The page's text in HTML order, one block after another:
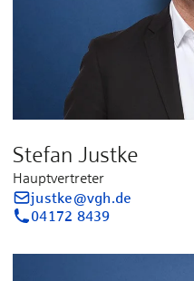
Stefan Justke
Hauptvertreter
justke@vgh.de
04172 8439